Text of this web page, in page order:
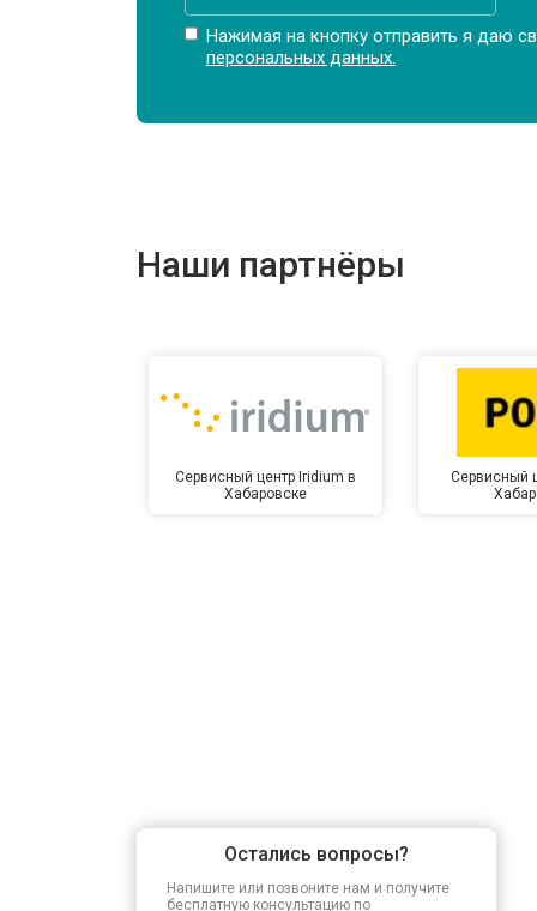
Замена северного моста
Нажимая на кнопку отправить я даю
персональных данных.
Наши партнёры
Сервисный центр Iridium в
Хабаровске
Сервисный
Остались вопросы?
Напишите или позвоните нам и получите
бесплатную консультацию по